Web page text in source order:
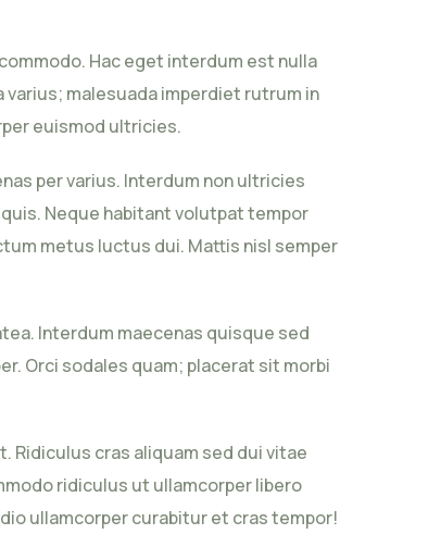
Hac eget interdum est nulla
malesuada imperdiet rutrum in
euismod ultricies.
per varius. Interdum non ultricies
Neque habitant volutpat tempor
metus luctus dui. Mattis nisl semper
Interdum maecenas quisque sed
Orci sodales quam; placerat sit morbi
Ridiculus cras aliquam sed dui vitae
ridiculus ut ullamcorper libero
ullamcorper curabitur et cras tempor!